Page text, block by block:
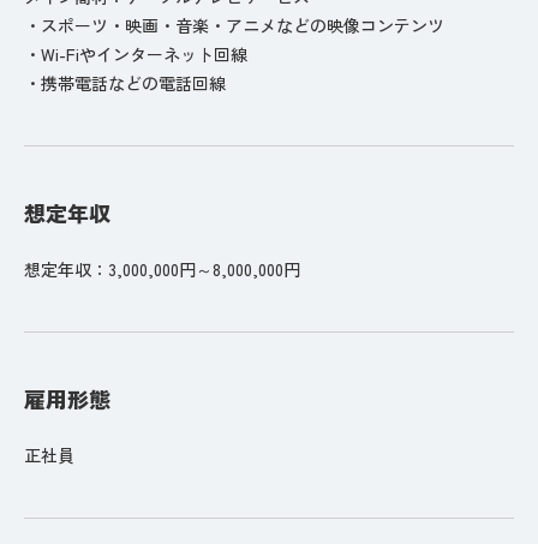
・スポーツ・映画・音楽・アニメなどの映像コンテンツ
・Wi-Fiやインターネット回線
・携帯電話などの電話回線
想定年収
想定年収：3,000,000円～8,000,000円
雇用形態
正社員